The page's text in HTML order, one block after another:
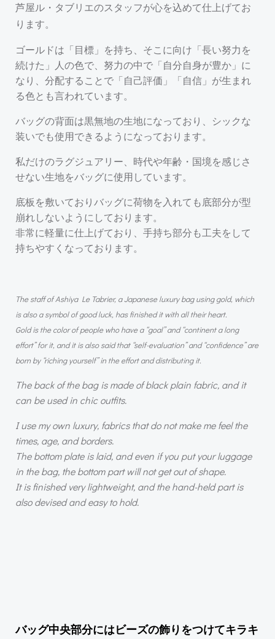
芦屋ル・タブリエのスタッフが心を込めて仕上げてお
ります。
ゴールドは「目標」を持ち、そこに向け「長い努力を
続けた」人の色で、努力の中で「自分自身が豊か」に
なり、分配することで「自己評価」「自信」が生まれ
る色とも言われています。
バッグの背面は黒無地の生地になっており、シックな
装いでも使用できるようになっております。
私だけのラグジュアリー、時代や年齢・国境を感じさ
せない生地をバッグに使用しています。
底板を敷いておりバッグに荷物を入れても底部分が型
崩れしないようにしております。
非常に軽量に仕上げており、手持ち部分も工夫をして
持ちやすくなっております。
The staff of Ashiya Le Tabrier, a Japanese luxury bag using gold, which
is also a symbol of good luck, has finished it with all their heart.
Gold is the color of people who have a “goal” and “continent a long
effort” for it, and it is also said that “self-evaluation” and “confidence” are
born by “riching yourself” in the effort and distributing it.
The back of the bag is made of black plain fabric, and it
can be used in chic outfits.
I use my own luxury, fabrics that do not make me feel the
times, age, and borders.
The bottom plate is laid, and even if you put your luggage
in the bag, the bottom part will not get out of shape.
It is finished very lightweight, and the hand-held part is
also devised and easy to hold.
バッグ中央部分にはビーズの飾りをつけてキラキ